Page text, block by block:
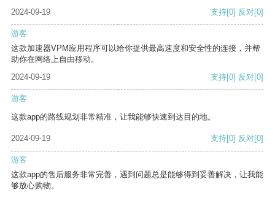
2024-09-19 支持[0] 反对[0]
游客
这款加速器VPM应用程序可以给你提供最高速度和安全性的连接，并帮
助你在网络上自由移动。
2024-09-19
支持[0] 反对[0]
游客
这款app的路线规划非常精准，让我能够快速到达目的地。
2024-09-19 支持[0] 反对[0]
游客
这款app的售后服务非常完善，遇到问题总是能够得到妥善解决，让我能
够放心购物。